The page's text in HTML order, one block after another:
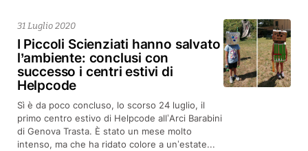
I Piccoli Scienziati hanno salvato
l’ambiente: conclusi con
successo i centri estivi di
Helpcode
31 Luglio 2020
Sì è da poco concluso, lo scorso 24 luglio, il
primo centro estivo di Helpcode all’Arci Barabini
di Genova Trasta. È stato un mese molto
intenso, ma che ha ridato colore a un’estate...